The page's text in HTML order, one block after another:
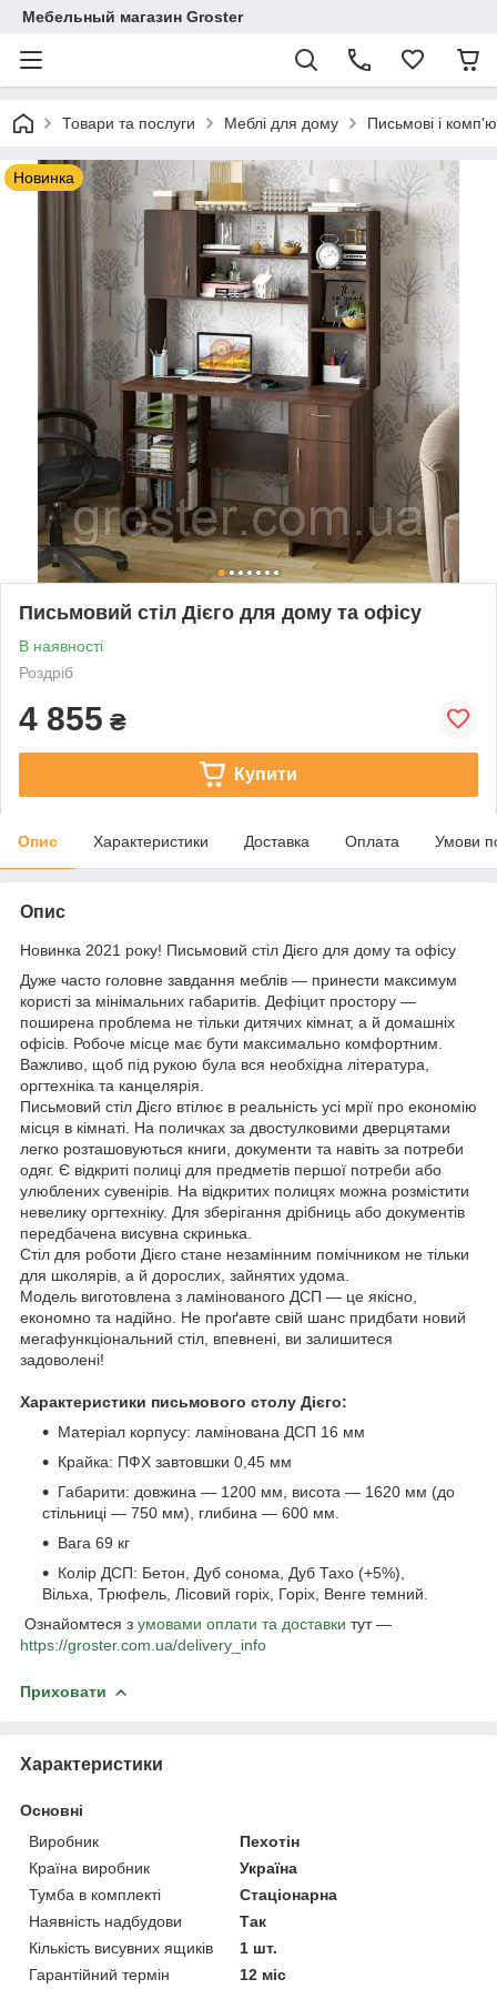
Мебельный магазин Groster
Товари та послуги Меблі для дому Письмові і
Новинка
Письмовий стіл Дієго для дому та офісу
В наявності
Роздріб
4 855 ₴
Купити
Опис Характеристики Доставка Оплата Умови
Опис
Новинка 2021 року! Письмовий стіл Дієго для дому та офісу
Дуже часто головне завдання меблів — принести максимум
користі за мінімальних габаритів. Дефіцит простору —
поширена проблема не тільки дитячих кімнат, а й домашніх
офісів. Робоче місце має бути максимально комфортним.
Важливо, щоб під рукою була вся необхідна література,
оргтехніка та канцелярія.
Письмовий стіл Дієго втілює в реальність усі мрії про економію
місця в кімнаті. На поличках за двостулковими дверцятами
легко розташовуються книги, документи та навіть за потреби
одяг. Є відкриті полиці для предметів першої потреби або
улюблених сувенірів. На відкритих полицях можна розмістити
невелику оргтехніку. Для зберігання дрібниць або документів
передбачена висувна скринька.
Стіл для роботи Дієго стане незамінним помічником не тільки
для школярів, а й дорослих, зайнятих удома.
Модель виготовлена з ламінованого ДСП — це якісно,
економно та надійно. Не проґавте свій шанс придбати новий
мегафункціональний стіл, впевнені, ви залишитеся
задоволені!
Характеристики письмового столу Дієго:
Матеріал корпусу: ламінована ДСП 16 мм
Крайка: ПФХ завтовшки 0,45 мм
Габарити: довжина — 1200 мм, висота — 1620 мм (до
стільниці — 750 мм), глибина — 600 мм.
Вага 69 кг
Колір ДСП: Бетон, Дуб сонома, Дуб Тахо (+5%),
Вільха, Трюфель, Лісовий горіх, Горіх, Венге темний.
Ознайомтеся з умовами оплати та доставки тут —
https://groster.com.ua/delivery_info
Приховати
Характеристики
Основні
Виробник
Пехотін
Країна виробник
Україна
Тумба в комплекті
Стаціонарна
Наявність надбудови
Так
Кількість висувних ящиків
1 шт.
Гарантійний термін
12 міс